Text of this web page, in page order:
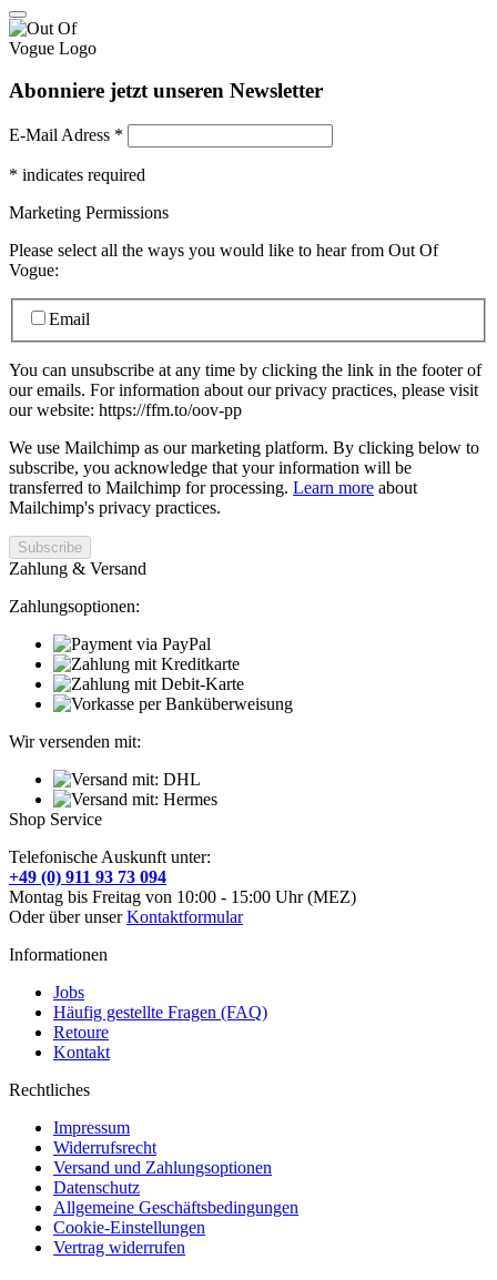
Abonniere jetzt unseren Newsletter
E-Mail Adress *
* indicates required
Marketing Permissions
Please select all the ways you would like to hear from Out Of
Vogue:
Email
You can unsubscribe at any time by clicking the link in the footer of
our emails. For information about our privacy practices, please visit
our website: https://ffm.to/oov-pp
We use Mailchimp as our marketing platform. By clicking below to
subscribe, you acknowledge that your information will be
transferred to Mailchimp for processing. Learn more about
Mailchimp's privacy practices.
Zahlung & Versand
Zahlungsoptionen:
Wir versenden mit:
Shop Service
Telefonische Auskunft unter:
+49 (0) 911 93 73 094
Montag bis Freitag von 10:00 - 15:00 Uhr (MEZ)
Oder über unserKontaktformular
Informationen
Jobs
Häufig gestellte Fragen (FAQ)
Retoure
Kontakt
Rechtliches
Impressum
Widerrufsrecht
Versand und Zahlungsoptionen
Datenschutz
Allgemeine Geschäftsbedingungen
Cookie-Einstellungen
Vertrag widerrufen